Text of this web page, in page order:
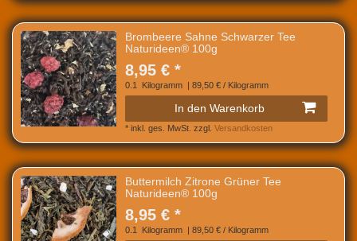
Brombeere Sahne Schwarzer Tee
Naturideen® 100g
8,95 € *
0.1 Kilogramm | 89,50 € / Kilogramm
In den Warenkorb
* inkl. ges. MwSt. zzgl. Versandkosten
Buttermilch Zitrone Grüner Tee
Naturideen® 100g
8,95 € *
0.1 Kilogramm | 89,50 € / Kilogramm